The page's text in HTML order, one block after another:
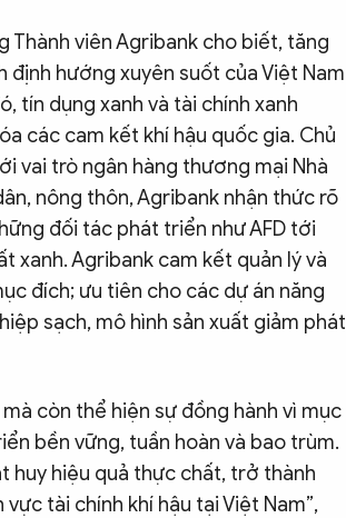
Thành viên Agribank cho biết, tăng
hướng xuyên suốt của Việt Nam
tín dụng xanh và tài chính xanh
các cam kết khí hậu quốc gia. Chủ
vai trò ngân hàng thương mại Nhà
nông thôn, Agribank nhận thức rõ
đối tác phát triển như AFD tới
xanh. Agribank cam kết quản lý và
đích; ưu tiên cho các dự án năng
sạch, mô hình sản xuất giảm phát
còn thể hiện sự đồng hành vì mục
bền vững, tuần hoàn và bao trùm.
huy hiệu quả thực chất, trở thành
tài chính khí hậu tại Việt Nam”,